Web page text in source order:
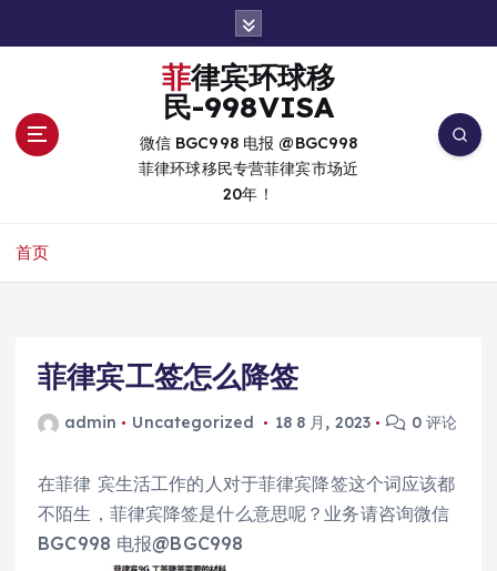
菲律宾环球移
民-998VISA
微信 BGC998 电报 @BGC998
菲律环球移民专营菲律宾市场近
20年！
首页
菲律宾工签怎么降签
admin Uncategorized 18 8 月, 2023 0 评论
在菲律 宾生活工作的人对于菲律宾降签这个词应该都
不陌生，菲律宾降签是什么意思呢？业务请咨询微信
BGC998 电报@BGC998